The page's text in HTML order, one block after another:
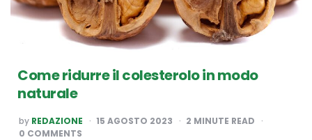
Come ridurre il colesterolo in modo
naturale
POSTED
BY
by REDAZIONE 15 AGOSTO 2023 2 MINUTE READ
0 COMMENTS